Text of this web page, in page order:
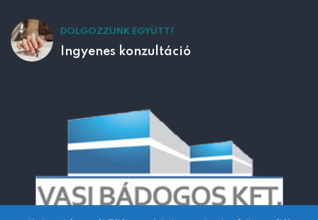
DOLGOZZUNK EGYÜTT!
Ingyenes konzultáció